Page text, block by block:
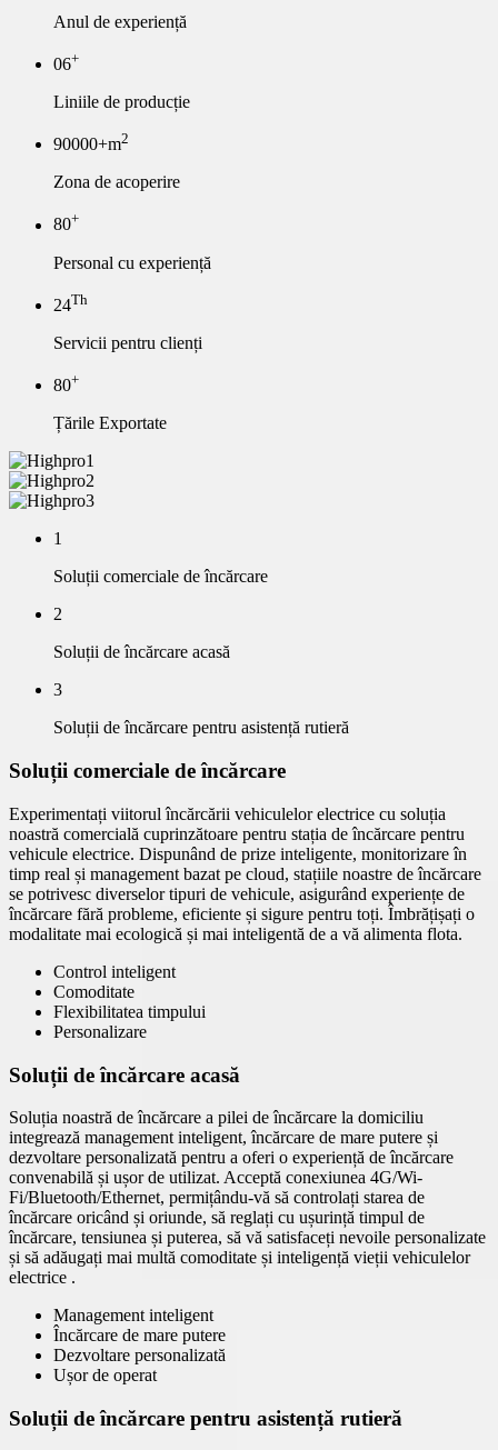
Anul de experiență
06+
Liniile de producție
90000+m2
Zona de acoperire
80+
Personal cu experiență
24Th
Servicii pentru clienți
80+
Țările Exportate
1
Soluții comerciale de încărcare
2
Soluții de încărcare acasă
3
Soluții de încărcare pentru asistență rutieră
Soluții comerciale de încărcare
Experimentați viitorul încărcării vehiculelor electrice cu soluția
noastră comercială cuprinzătoare pentru stația de încărcare pentru
vehicule electrice. Dispunând de prize inteligente, monitorizare în
timp real și management bazat pe cloud, stațiile noastre de încărcare
se potrivesc diverselor tipuri de vehicule, asigurând experiențe de
încărcare fără probleme, eficiente și sigure pentru toți. Îmbrățișați o
modalitate mai ecologică și mai inteligentă de a vă alimenta flota.
Control inteligent
Comoditate
Flexibilitatea timpului
Personalizare
Soluții de încărcare acasă
Soluția noastră de încărcare a pilei de încărcare la domiciliu
integrează management inteligent, încărcare de mare putere și
dezvoltare personalizată pentru a oferi o experiență de încărcare
convenabilă și ușor de utilizat. Acceptă conexiunea 4G/Wi-
Fi/Bluetooth/Ethernet, permițându-vă să controlați starea de
încărcare oricând și oriunde, să reglați cu ușurință timpul de
încărcare, tensiunea și puterea, să vă satisfaceți nevoile personalizate
și să adăugați mai multă comoditate și inteligență vieții vehiculelor
electrice .
Management inteligent
Încărcare de mare putere
Dezvoltare personalizată
Ușor de operat
Soluții de încărcare pentru asistență rutieră